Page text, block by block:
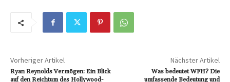
Vorheriger Artikel
Ryan Reynolds Vermögen: Ein Blick
auf den Reichtum des Hollywood-
Nächster Artikel
Was bedeutet WFH? Die
umfassende Bedeutung und